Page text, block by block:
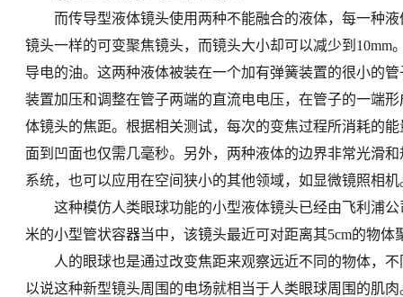
而传导型液体镜头使用两种不能融合的液体，每一种液
镜头一样的可变聚焦镜头，而镜头大小却可以减少到
导电的油。这两种液体被装在一个加有弹簧装置的很小的
装置加压和调整在管子两端的直流电电压，在管子的一端
体镜头的焦距。根据相关测试，每次的变焦过程所消耗的
面到凹面也仅需几毫秒。另外，两种液体的边界非常光滑
系统，也可以应用在空间狭小的其他领域，如显微镜照相机
这种模仿人类眼球功能的小型液体镜头已经由飞利浦公
米的小型管状容器当中，该镜头最近可对距离其5cm的物
人的眼球也是通过改变焦距来观察远近不同的物体，不
以说这种新型镜头周围的电场就相当于人类眼球周围的肌肉